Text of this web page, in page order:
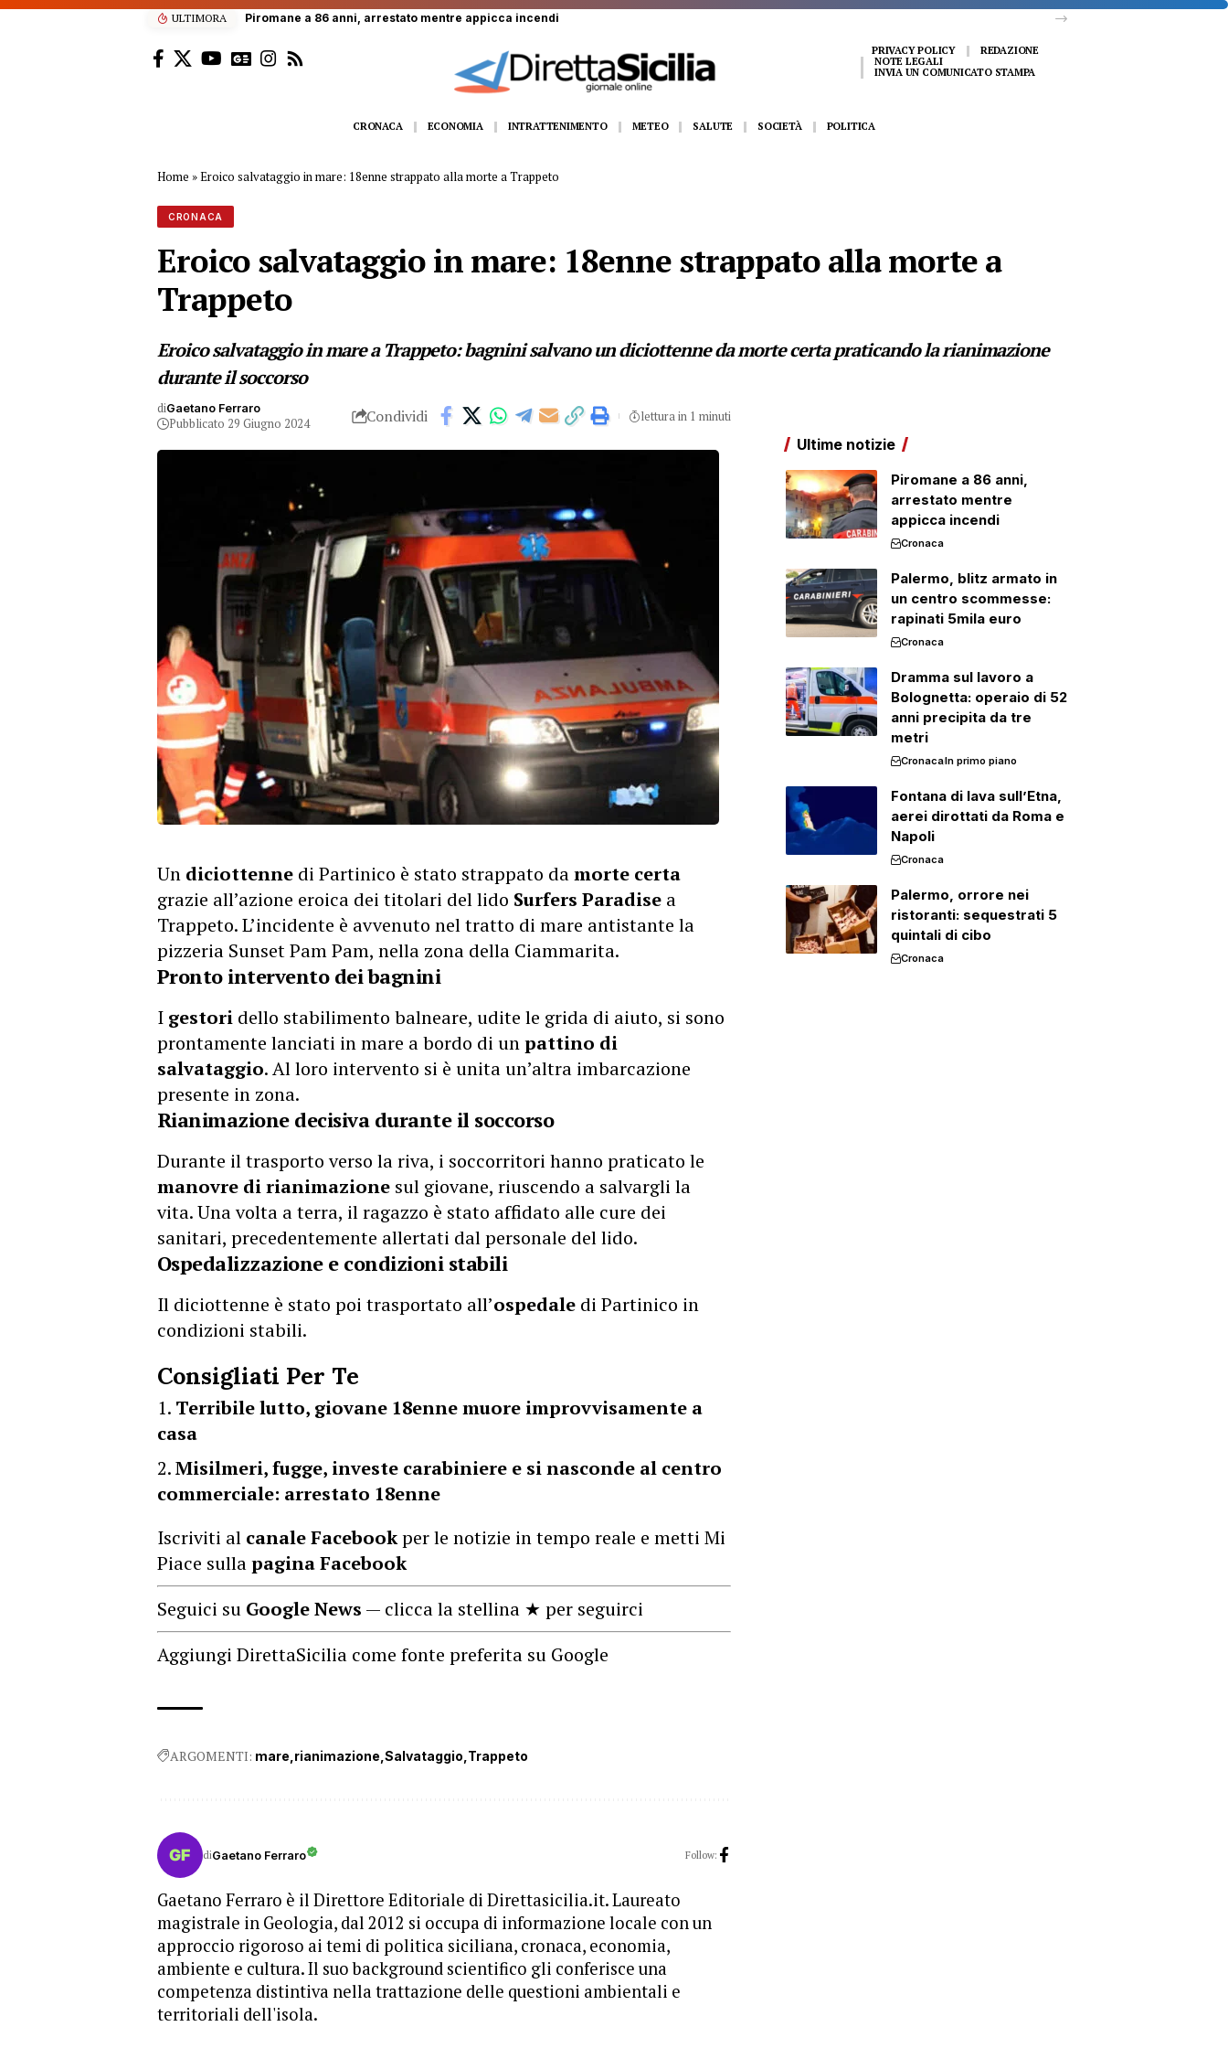
ULTIMORA Palermo, blitz armato in un centro scommesse: rapinati 5mila euro
PRIVACY POLICY
REDAZIONE
NOTE LEGALI
INVIA UN COMUNICATO STAMPA
CRONACA ECONOMIA INTRATTENIMENTO METEO SALUTE SOCIETÀ POLITICA
Home »Eroico salvataggio in mare: 18enne strappato alla morte a Trappeto
CRONACA
Eroico salvataggio in mare: 18enne strappato alla morte a
Trappeto
Eroico salvataggio in mare a Trappeto: bagnini salvano un diciottenne da morte certa praticando la rianimazione
durante il soccorso
diGaetano Ferraro
Pubblicato 29 Giugno 2024 Condividi lettura in 1 minuti
Un diciottenne di Partinico è stato strappato damorte certa
grazie all’azione eroica dei titolari del lido Surfers Paradise a
Trappeto. L’incidente è avvenuto nel tratto di mare antistante la
pizzeria Sunset Pam Pam, nella zona della Ciammarita.
Pronto intervento dei bagnini
I gestori dello stabilimento balneare, udite le grida di aiuto, si sono
prontamente lanciati in mare a bordo di unpattino di
salvataggio. Al loro intervento si è unita un’altra imbarcazione
presente in zona.
Rianimazione decisiva durante il soccorso
Durante il trasporto verso la riva, i soccorritori hanno praticato le
manovre di rianimazione sul giovane, riuscendo a salvargli la
vita. Una volta a terra, il ragazzo è stato affidato alle cure dei
sanitari, precedentemente allertati dal personale del lido.
Ospedalizzazione e condizioni stabili
Il diciottenne è stato poi trasportato all’ospedale di Partinico in
condizioni stabili.
Consigliati Per Te
Terribile lutto, giovane 18enne muore improvvisamente a
casa
Misilmeri, fugge, investe carabiniere e si nasconde al centro
commerciale: arrestato 18enne
Iscriviti al canale Facebookper le notizie in tempo reale e metti Mi
Piace sullapagina Facebook
Seguici su Google News — clicca la stellina ★ per seguirci
Aggiungi DirettaSicilia come fonte preferita su Google
ARGOMENTI: mare rianimazione Salvataggio Trappeto
diGaetano Ferraro Follow:
Gaetano Ferraro è il Direttore Editoriale di Direttasicilia.it. Laureato
magistrale in Geologia, dal 2012 si occupa di informazione locale con un
approccio rigoroso ai temi di politica siciliana, cronaca, economia,
ambiente e cultura. Il suo background scientifico gli conferisce una
competenza distintiva nella trattazione delle questioni ambientali e
territoriali dell'isola.
Ultime notizie
Piromane a 86 anni,
arrestato mentre
appicca incendi
Cronaca
Palermo, blitz armato in
un centro scommesse:
rapinati 5mila euro
Cronaca
Dramma sul lavoro a
Bolognetta: operaio di 52
anni precipita da tre
metri
CronacaIn primo piano
Fontana di lava sull’Etna,
aerei dirottati da Roma e
Napoli
Cronaca
Palermo, orrore nei
ristoranti: sequestrati 5
quintali di cibo
Cronaca